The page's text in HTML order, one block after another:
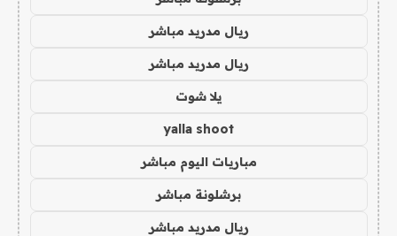
ريال مدريد مباشر
ريال مدريد مباشر
يلا شوت
yalla shoot
مباريات اليوم مباشر
برشلونة مباشر
ريال مدريد مباشر